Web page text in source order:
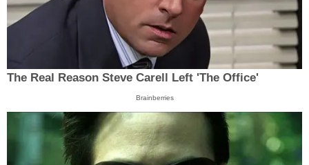
The Real Reason Steve Carell Left 'The Office'
Brainberries